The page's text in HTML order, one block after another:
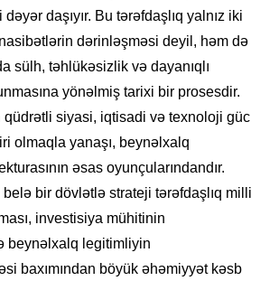
daşıyır. Bu tərəfdaşlıq yalnız iki
dərinləşməsi deyil, həm də
sülh, təhlükəsizlik və dayanıqlı
yönəlmiş tarixi bir prosesdir.
qüdrətli siyasi, iqtisadi və texnoloji güc
olmaqla yanaşı, beynəlxalq
əsas oyunçularındandır.
bir dövlətlə strateji tərəfdaşlıq milli
investisiya mühitinin
beynəlxalq legitimliyin
baxımından böyük əhəmiyyət kəsb